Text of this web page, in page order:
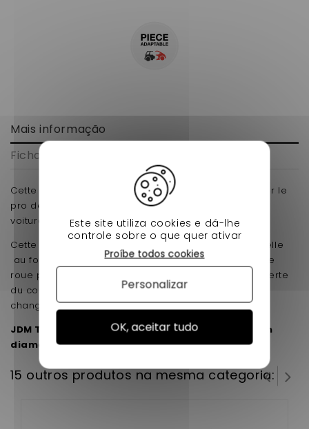
Mais informação
Ficha de dados
Cette pièce de direction à prix réduit chez nessycar le
pro de sans permis sont réservées uniquement aux
voiture sans permis de la marque JDM
Cette biellette de direction est une chose essentielle
au fonctionnement du système de direction, si votre
roue pivote de droite a gauche sa entraînera la perte
du contrôle de votre véhicule. Il est essentiel de les
changer
JDM TITANE / ALBIZIA / ABACA en longueur 250mm
diamètre du filetage 14mm
15 outros produtos na mesma categoria:
Este site utiliza cookies e dá-lhe
controle sobre o que quer ativar
OK, aceitar tudo
Proíbe todos cookies
Personalizar